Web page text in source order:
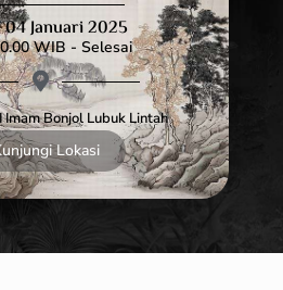
04 Januari 2025
WIB - Selesai
Imam Bonjol Lubuk Lintah
Lokasi